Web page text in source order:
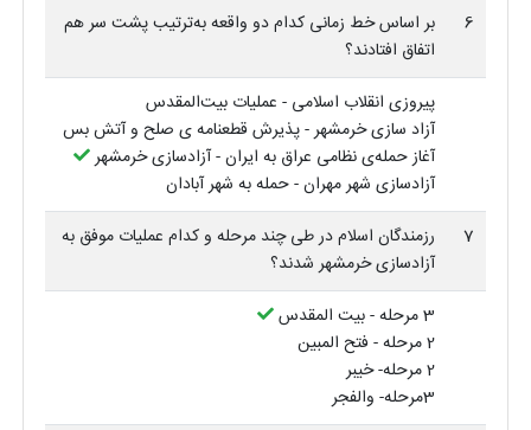
6
بر اساس خط زمانی کدام دو واقعه به‌ترتیب پشت سر هم
اتفاق افتادند؟
پیروزی انقلاب اسلامی - عملیات بیت‌المقدس
آزاد سازی خرمشهر - پذیرش قطعنامه ی صلح و آتش بس
آغاز حمله‌ی نظامی عراق به ایران - آزادسازی خرمشهر
آزادسازی شهر مهران - حمله به شهر آبادان
7
رزمندگان اسلام در طی چند مرحله و کدام عملیات موفق به
آزادسازی خرمشهر شدند؟
3 مرحله - بیت المقدس
2 مرحله - فتح المبین
2 مرحله- خیبر
3مرحله- والفجر